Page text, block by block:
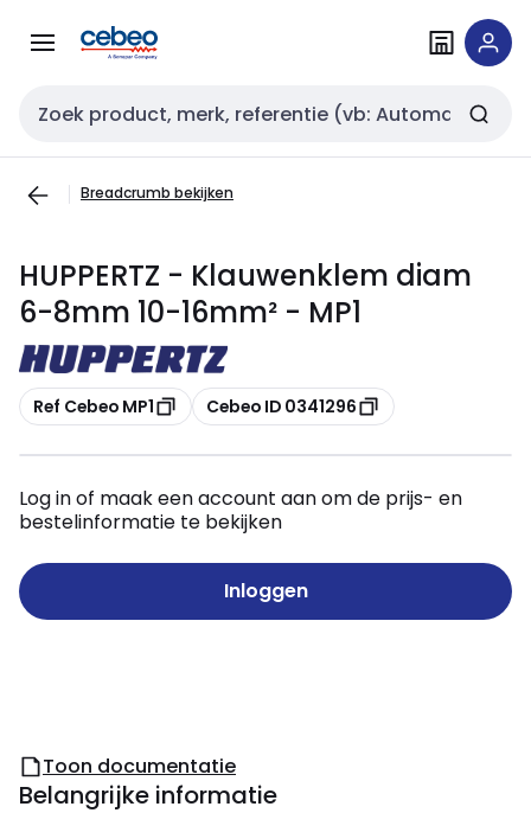
naar
naar
Zoekveld invoer
Breadcrumb bekijken
HUPPERTZ - Klauwenklem diam
6-8mm 10-16mm² - MP1
Kopiëren
Ref Cebeo MP1 Kopiëren
Cebeo ID 0341296
Log in of maak een account aan om de prijs- en
bestelinformatie te bekijken
Inloggen
Toon documentatie
Belangrijke informatie